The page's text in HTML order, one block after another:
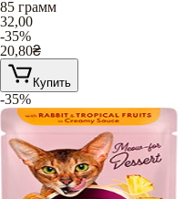
85 грамм
32,00
-35%
20,80₴
Купить
-35%